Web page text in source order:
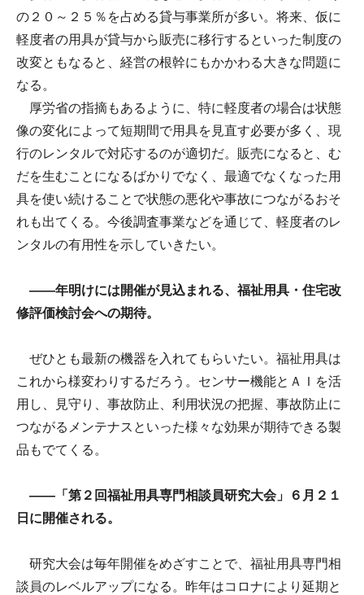
の２０～２５％を占める貸与事業所が多い。将来、仮に
軽度者の用具が貸与から販売に移行するといった制度の
改変ともなると、経営の根幹にもかかわる大きな問題に
なる。
厚労省の指摘もあるように、特に軽度者の場合は状態
像の変化によって短期間で用具を見直す必要が多く、現
行のレンタルで対応するのが適切だ。販売になると、む
だを生むことになるばかりでなく、最適でなくなった用
具を使い続けることで状態の悪化や事故につながるおそ
れも出てくる。今後調査事業などを通じて、軽度者のレ
ンタルの有用性を示していきたい。
――年明けには開催が見込まれる、福祉用具・住宅改
修評価検討会への期待。
ぜひとも最新の機器を入れてもらいたい。福祉用具は
これから様変わりするだろう。センサー機能とＡＩを活
用し、見守り、事故防止、利用状況の把握、事故防止に
つながるメンテナスといった様々な効果が期待できる製
品もでてくる。
――「第２回福祉用具専門相談員研究大会」６月２１
日に開催される。
研究大会は毎年開催をめざすことで、福祉用具専門相
談員のレベルアップになる。昨年はコロナにより延期と